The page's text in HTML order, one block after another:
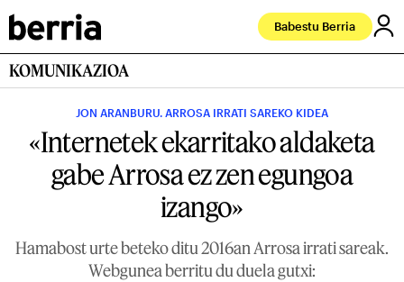
Babestu Berria
KOMUNIKAZIOA
JON ARANBURU. ARROSA IRRATI SAREKO KIDEA
«Internetek ekarritako aldaketa
gabe Arrosa ez zen egungoa
izango»
Hamabost urte beteko ditu 2016an Arrosa irrati sareak.
Webgunea berritu du duela gutxi: